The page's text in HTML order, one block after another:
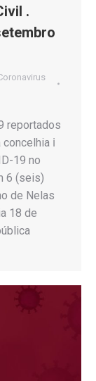
.
reportados
ℹ️
19 no
6 (seis)
de Nelas
18 de